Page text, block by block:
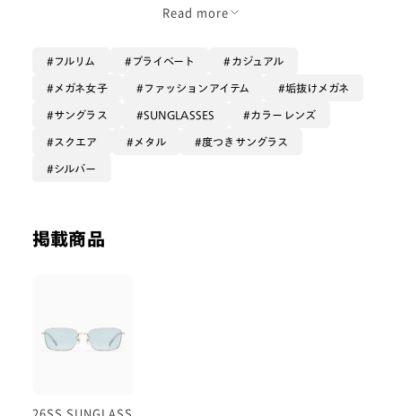
自然なブルー系のレンズ
オシャレで馴染みやすい
メタルフレームのスクエアタイプです♪
形が変わりにくくて、安定したかけ心地に
なる所がとても好きです😊
JINSのサングラスは度なしのレンズでも
Read more
フルリム プライベート カジュアル
メガネ女子 ファッションアイテム 垢抜けメガネ
サングラス SUNGLASSES カラーレンズ
スクエア メタル 度つきサングラス
シルバー
掲載商品